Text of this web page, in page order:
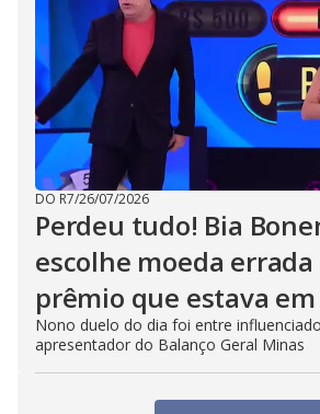
DO R7/26/07/2026
Perdeu tudo! Bia
escolhe moeda errada
prêmio que estava em
Nono duelo do dia foi entre
apresentador do Balanço Geral Minas